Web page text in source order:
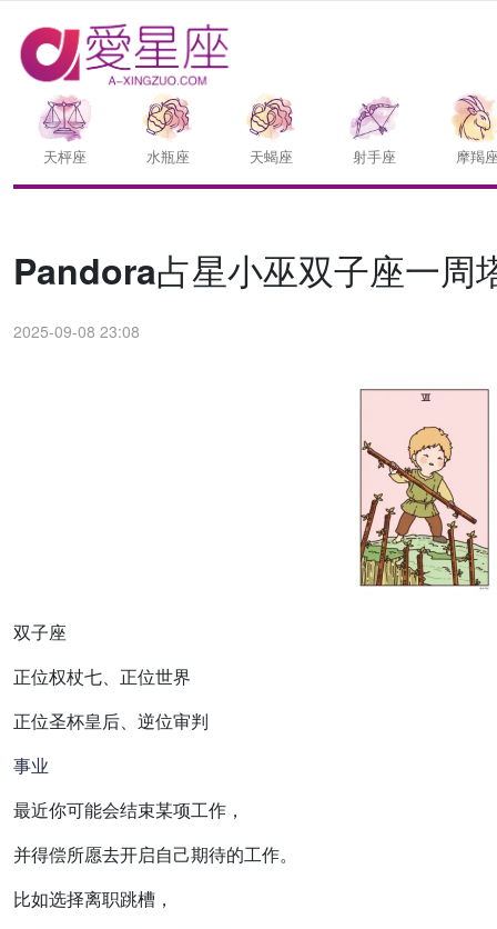
天枰座 水瓶座 天蝎座 射手座 摩羯
Pandora占星小巫双子座一周
2025-09-08 23:08
双子座
正位权杖七、正位世界
正位圣杯皇后、逆位审判
事业
最近你可能会结束某项工作，
并得偿所愿去开启自己期待的工作。
比如选择离职跳槽，